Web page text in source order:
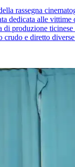
rassegna
dedicata alle
di produzione ticinese
crudo e diretto